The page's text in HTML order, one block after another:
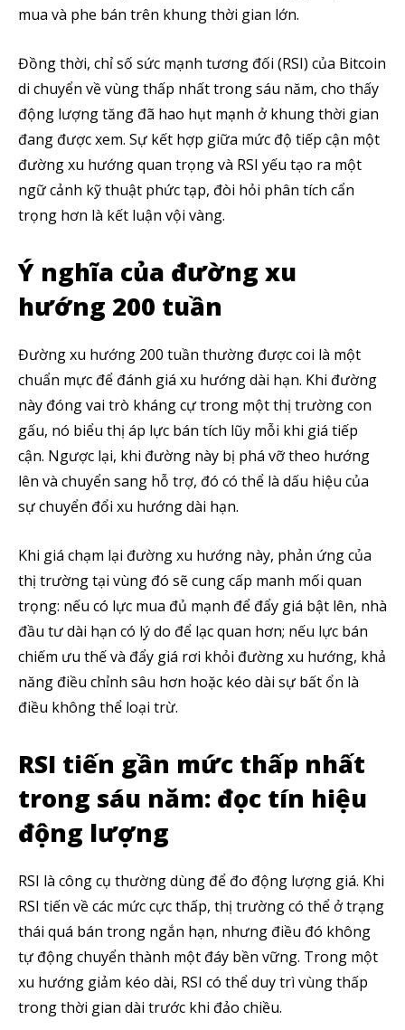
mua và phe bán trên khung thời gian lớn.
Đồng thời, chỉ số sức mạnh tương đối (RSI) của Bitcoin
di chuyển về vùng thấp nhất trong sáu năm, cho thấy
động lượng tăng đã hao hụt mạnh ở khung thời gian
đang được xem. Sự kết hợp giữa mức độ tiếp cận một
đường xu hướng quan trọng và RSI yếu tạo ra một
ngữ cảnh kỹ thuật phức tạp, đòi hỏi phân tích cẩn
trọng hơn là kết luận vội vàng.
Ý nghĩa của đường xu
hướng 200 tuần
Đường xu hướng 200 tuần thường được coi là một
chuẩn mực để đánh giá xu hướng dài hạn. Khi đường
này đóng vai trò kháng cự trong một thị trường con
gấu, nó biểu thị áp lực bán tích lũy mỗi khi giá tiếp
cận. Ngược lại, khi đường này bị phá vỡ theo hướng
lên và chuyển sang hỗ trợ, đó có thể là dấu hiệu của
sự chuyển đổi xu hướng dài hạn.
Khi giá chạm lại đường xu hướng này, phản ứng của
thị trường tại vùng đó sẽ cung cấp manh mối quan
trọng: nếu có lực mua đủ mạnh để đẩy giá bật lên, nhà
đầu tư dài hạn có lý do để lạc quan hơn; nếu lực bán
chiếm ưu thế và đẩy giá rơi khỏi đường xu hướng, khả
năng điều chỉnh sâu hơn hoặc kéo dài sự bất ổn là
điều không thể loại trừ.
RSI tiến gần mức thấp nhất
trong sáu năm: đọc tín hiệu
động lượng
RSI là công cụ thường dùng để đo động lượng giá. Khi
RSI tiến về các mức cực thấp, thị trường có thể ở trạng
thái quá bán trong ngắn hạn, nhưng điều đó không
tự động chuyển thành một đáy bền vững. Trong một
xu hướng giảm kéo dài, RSI có thể duy trì vùng thấp
trong thời gian dài trước khi đảo chiều.